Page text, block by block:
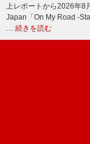
上レポートから2026年8
Japan「On My Road -
… 続きを読む